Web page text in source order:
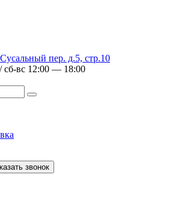
пер. д.5, стр.10
вс 12:00 — 18:00
звонок